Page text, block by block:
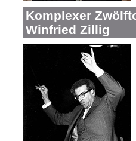
Komplexer
Winfried Zillig